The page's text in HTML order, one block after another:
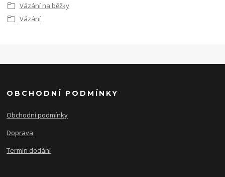
Vázání na běžky
Vázání
OBCHODNÍ PODMÍNKY
Obchodní podmínky
Doprava
Termín dodání